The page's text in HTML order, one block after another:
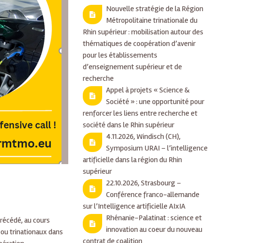
au cours
trinationaux dans
Nouvelle stratégie de la Région
Métropolitaine trinationale du
Rhin supérieur : mobilisation autour des
thématiques de coopération d’avenir
pour les établissements
d’enseignement supérieur et de
recherche
Appel à projets « Science &
Société » : une opportunité pour
renforcer les liens entre recherche et
société dans le Rhin supérieur
4.11.2026, Windisch (CH),
Symposium URAI – l’intelligence
artificielle dans la région du Rhin
supérieur
22.10.2026, Strasbourg –
Conférence franco-allemande
sur l’Intelligence artificielle AIxIA
Rhénanie-Palatinat : science et
innovation au coeur du nouveau
contrat de coalition